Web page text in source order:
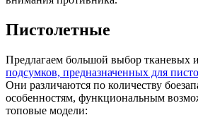
Пистолетные
Предлагаем большой выбор тканевых
подсумков, предназначенных для
Они различаются по количеству
особенностям, функциональным
топовые модели: